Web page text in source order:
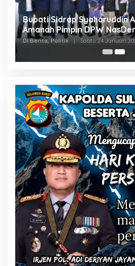
Bupati Sidrap Syaharuddin
Amanah Pimpin DPW
Di Berita, Politik | Sabtu 24 Januari